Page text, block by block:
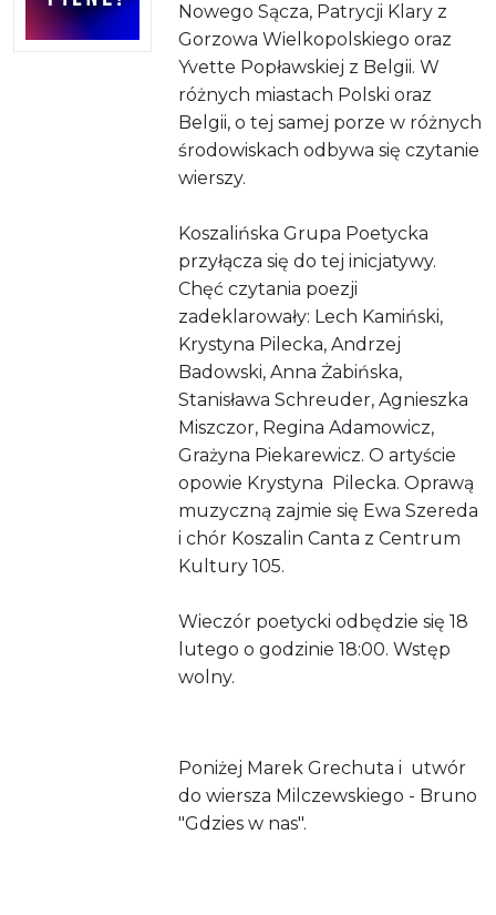
Nowego Sącza, Patrycji Klary z
Gorzowa Wielkopolskiego oraz
Yvette Popławskiej z Belgii. W
różnych miastach Polski oraz
Belgii, o tej samej porze w różnych
środowiskach odbywa się czytanie
wierszy.
Koszalińska Grupa Poetycka
przyłącza się do tej inicjatywy.
Chęć czytania poezji
zadeklarowały: Lech Kamiński,
Krystyna Pilecka, Andrzej
Badowski, Anna Żabińska,
Stanisława Schreuder, Agnieszka
Miszczor, Regina Adamowicz,
Grażyna Piekarewicz. O artyście
opowie Krystyna Pilecka. Oprawą
muzyczną zajmie się Ewa Szereda
i chór Koszalin Canta z Centrum
Kultury 105.
Wieczór poetycki odbędzie się 18
lutego o godzinie 18:00. Wstęp
wolny.
Poniżej Marek Grechuta i utwór
do wiersza Milczewskiego - Bruno
"Gdzies w nas".